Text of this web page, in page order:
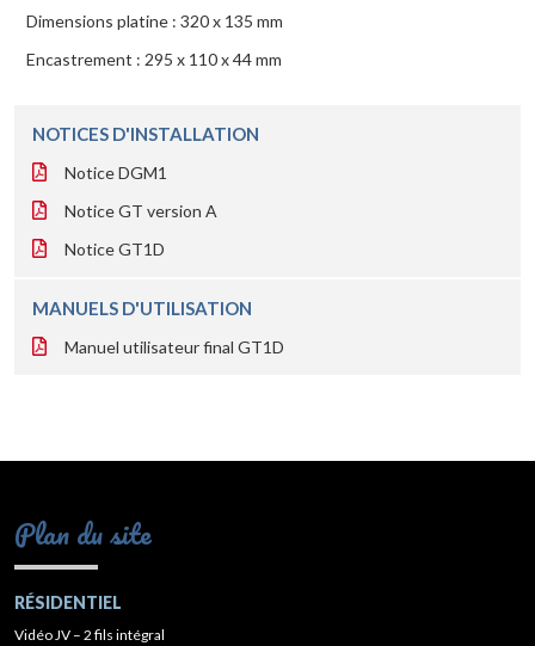
Dimensions platine : 320 x 135 mm
Encastrement : 295 x 110 x 44 mm
NOTICES D'INSTALLATION
Notice DGM1
Notice GT version A
Notice GT1D
MANUELS D'UTILISATION
Manuel utilisateur final GT1D
Plan du site
RÉSIDENTIEL
Vidéo JV – 2 fils intégral